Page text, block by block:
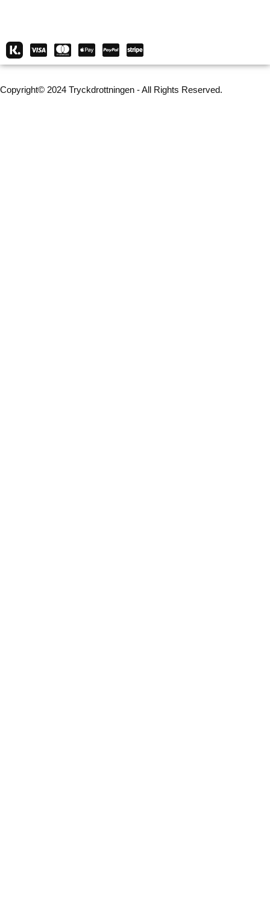
Copyright© 2024 Tryckdrottningen - All Rights Reserved.